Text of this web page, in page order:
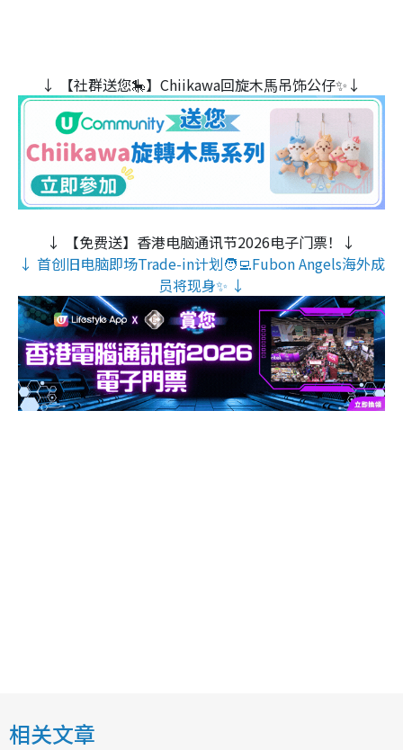
↓ 【社群送您🎠】Chiikawa回旋木⾺吊饰公仔✨↓
↓ 【免费送】香港电脑通讯节2026电子门票！↓
↓ 首创旧电脑即场Trade-in计划🧑‍💻Fubon Angels海外成
员将现身✨ ↓
相关文章